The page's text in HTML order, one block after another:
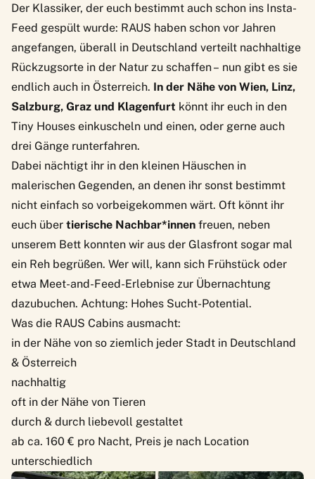
Der Klassiker, der euch bestimmt auch schon ins Insta-
Feed gespült wurde: RAUS haben schon vor Jahren
angefangen, überall in Deutschland verteilt nachhaltige
Rückzugsorte in der Natur zu schaffen – nun gibt es sie
endlich auch in Österreich. In der Nähe von Wien, Linz,
Salzburg, Graz und Klagenfurt könnt ihr euch in den
Tiny Houses einkuscheln und einen, oder gerne auch
drei Gänge runterfahren.
Dabei nächtigt ihr in den kleinen Häuschen in
malerischen Gegenden, an denen ihr sonst bestimmt
nicht einfach so vorbeigekommen wärt. Oft könnt ihr
euch über tierische Nachbar*innen freuen, neben
unserem Bett konnten wir aus der Glasfront sogar mal
ein Reh begrüßen. Wer will, kann sich Frühstück oder
etwa Meet-and-Feed-Erlebnise zur Übernachtung
dazubuchen. Achtung: Hohes Sucht-Potential.
Was die RAUS Cabins ausmacht:
in der Nähe von so ziemlich jeder Stadt in Deutschland
& Österreich
nachhaltig
oft in der Nähe von Tieren
durch & durch liebevoll gestaltet
ab ca. 160 € pro Nacht, Preis je nach Location
unterschiedlich